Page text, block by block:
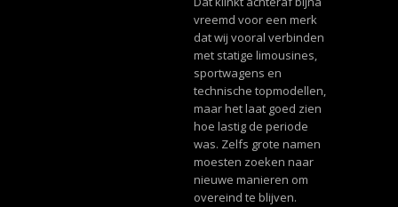
vreemd voor een merk
dat wij vooral verbinden
met statige limousines,
sportwagens en
technische topmodellen,
maar het laat goed zien
hoe lastig de periode
was. Zelfs grote namen
moesten zoeken naar
nieuwe manieren om
overeind te blijven.